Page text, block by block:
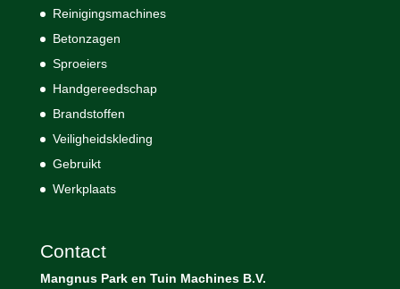
Reinigingsmachines
Betonzagen
Sproeiers
Handgereedschap
Brandstoffen
Veiligheidskleding
Gebruikt
Werkplaats
Contact
Mangnus Park en Tuin Machines B.V.